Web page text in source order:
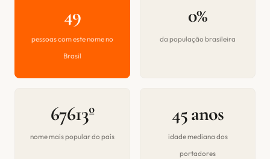
49
pessoas com este nome no
Brasil
0%
da população brasileira
67613º
nome mais popular do país
45 anos
idade mediana dos
portadores